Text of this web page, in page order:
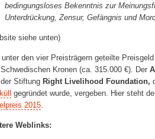
bedingungsloses Bekenntnis zur
Unterdrückung, Zensur, Gefängnis und
siehe unten)
unter den vier Preisträgern geteilte
Kronen (ca. 315.000 €). Der
Stiftung Right Livelihood Foundation,
gegründet wurde, vergeben. Hier steht
2015.
Weblinks: